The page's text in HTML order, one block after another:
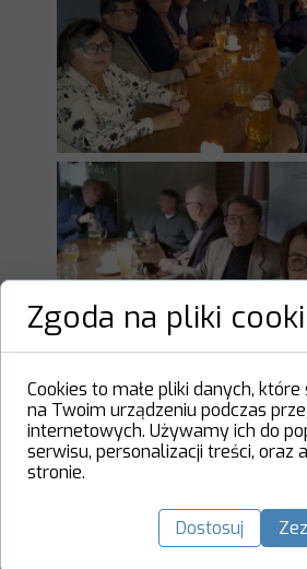
Zgoda na pliki
Cookies to małe pliki danych,
na Twoim urządzeniu podczas
internetowych. Używamy ich do
serwisu, personalizacji treści, oraz
stronie.
Dostosuj